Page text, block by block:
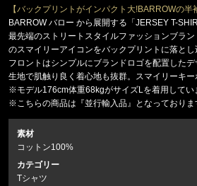
【バックプリントがインパクト大!BARROWの半
BARROW バロー から展開する「JERSEY T-
最先端のストリートスタイルファッションブラ
のスマイリーアイコンをバックプリントに落とし
フロントはシンプルにブランドロゴを配置した
生地で肌触り良く着心地も抜群。スマイリーキ
※モデル176cm体重68kgがサイズLを着用してい
※こちらの商品は『並行輸入品』となっておりま
素材
コットン100%
カテゴリー
Tシャツ